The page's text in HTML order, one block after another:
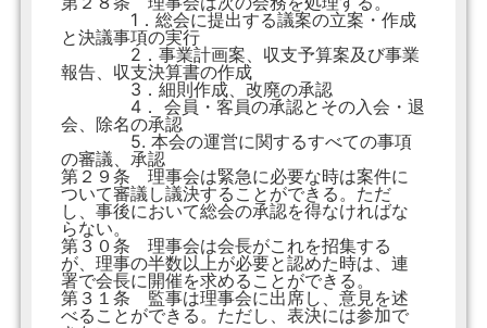
1．総会に提出する議案の立案・作成
と決議事項の実行
2．事業計画案、収支予算案及び事業
報告、収支決算書の作成
3．細則作成、改廃の承認
4． 会員・客員の承認とその入会・退
会、除名の承認
5. 本会の運営に関するすべての事項
の審議、承認
第２９条 理事会は緊急に必要な時は案件に
ついて審議し議決することができる。ただ
し、事後において総会の承認を得なければな
らない。
第３０条 理事会は会長がこれを招集する
が、理事の半数以上が必要と認めた時は、連
署で会長に開催を求めることができる。
第３１条 監事は理事会に出席し、意見を述
べることができる。ただし、表決には参加で